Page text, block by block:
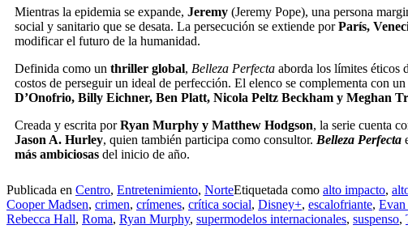
Mientras la epidemia se expande, Jeremy (Jeremy Pope), una persona
social y sanitario que se desata. La persecución se extiende por París,
modificar el futuro de la humanidad.
Definida como un thriller global, Belleza Perfecta aborda los límites éticos
costos de perseguir un ideal de perfección. El elenco se complementa con
D’Onofrio, Billy Eichner, Ben Platt, Nicola Peltz Beckham y Meghan
Creada y escrita por Ryan Murphy y Matthew Hodgson, la serie cuenta
Jason A. Hurley, quien también participa como consultor. Belleza Perfecta
más ambiciosas del inicio de año.
Publicada en Centro, Entretenimiento, NorteEtiquetada como alto impacto,
Cooper Madsen, crimen, crímenes, crítica social, Disney+, escalofriante, Evan
Rebecca Hall, Roma, Ryan Murphy, supermodelos internacionales, suspenso,